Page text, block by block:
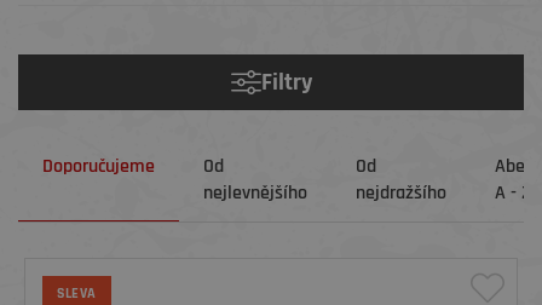
Filtry
Doporučujeme
Od
nejlevnějšího
Od
nejdražšího
A - Z
SLEVA